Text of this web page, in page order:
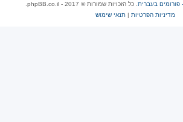
. כל הזכויות שמורות © 2017 - phpBB.co.il.
מדיניות הפרטיות | תנאי שימוש